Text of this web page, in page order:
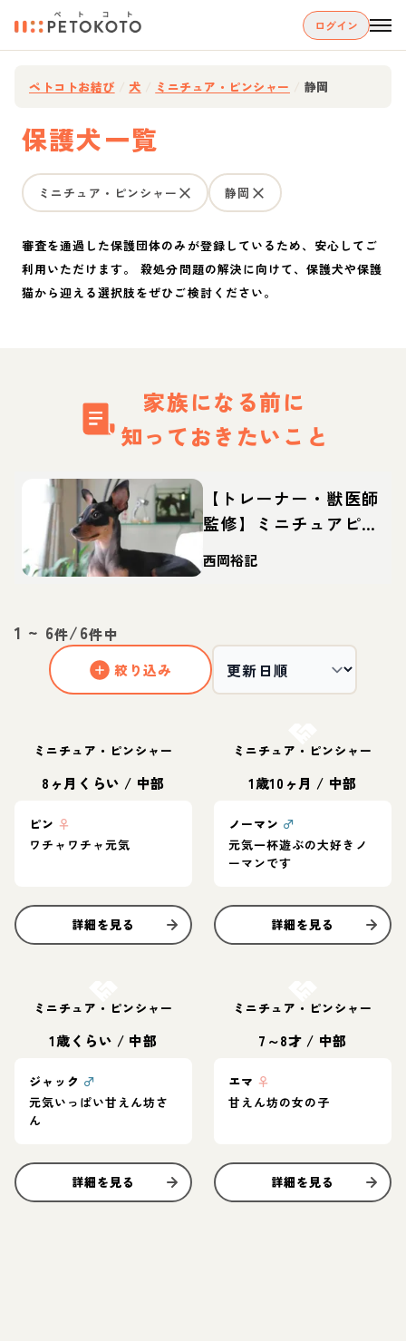
ログイン
ペトコトお結び 犬 ミニチュア・ピンシャー 静岡
保護犬一覧
ミニチュア・ピンシャー 静岡
審査を通過した保護団体のみが登録しているため、安心してご
利用いただけます。 殺処分問題の解決に向けて、保護犬や保護
猫から迎える選択肢をぜひご検討ください。
家族になる前に
知っておきたいこと
【トレーナー・獣医師
監修】ミニチュアピン
シャーってどんな犬？
性格・特徴・育て方・
西岡裕記
1 ~ 6件/6件中
絞り込み
ミニチュア・ピンシャー
8ヶ月くらい / 中部
ピン ♀
ワチャワチャ元気
詳細を見る
ミニチュア・ピンシャー
1歳10ヶ月 / 中部
ノーマン ♂
元気一杯遊ぶの大好きノ
ーマンです
詳細を見る
ミニチュア・ピンシャー
1歳くらい / 中部
ジャック ♂
元気いっぱい甘えん坊さ
ん
詳細を見る
ミニチュア・ピンシャー
7～8才 / 中部
エマ ♀
甘えん坊の女の子
詳細を見る